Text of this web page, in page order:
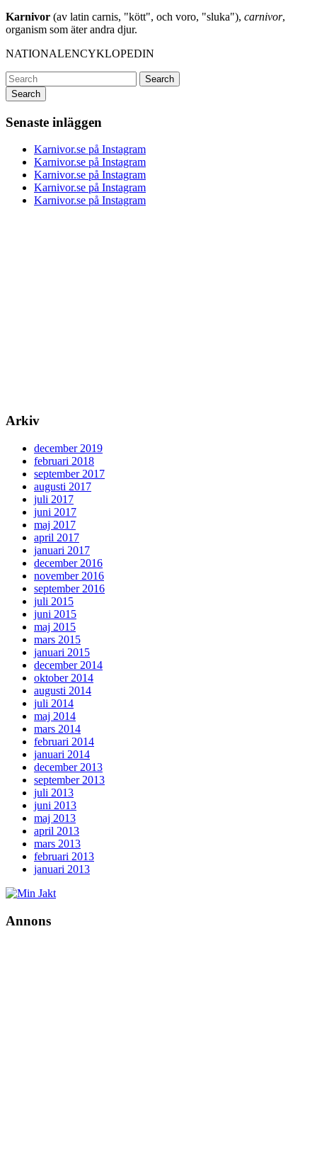
Karnivor (av latin carnis, "kött", och voro, "sluka"), carnivor,
organism som äter andra djur.
NATIONALENCYKLOPEDIN
Search
Senaste inläggen
Karnivor.se på Instagram
Karnivor.se på Instagram
Karnivor.se på Instagram
Karnivor.se på Instagram
Karnivor.se på Instagram
Arkiv
december 2019
februari 2018
september 2017
augusti 2017
juli 2017
juni 2017
maj 2017
april 2017
januari 2017
december 2016
november 2016
september 2016
juli 2015
juni 2015
maj 2015
mars 2015
januari 2015
december 2014
oktober 2014
augusti 2014
juli 2014
maj 2014
mars 2014
februari 2014
januari 2014
december 2013
september 2013
juli 2013
juni 2013
maj 2013
april 2013
mars 2013
februari 2013
januari 2013
Annons